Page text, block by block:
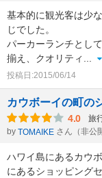
基本的に観光客は少
じでした。
パーカーランチとし
揃え、クオリティ
投稿日:2015/06/14
カウボーイの町の
4.0 旅
by TOMAIKE さん（非公
ハワイ島にあるカウ
にあるショッピング